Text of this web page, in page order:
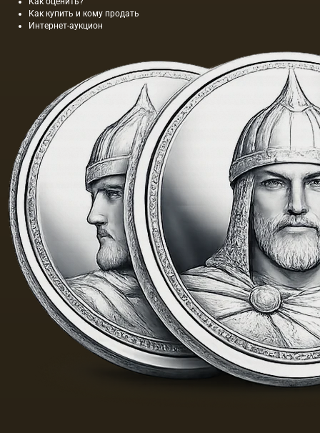
Как купить и кому продать
Интернет-аукцион